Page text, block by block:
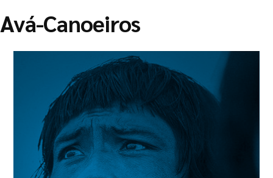
Avá-Canoeiros